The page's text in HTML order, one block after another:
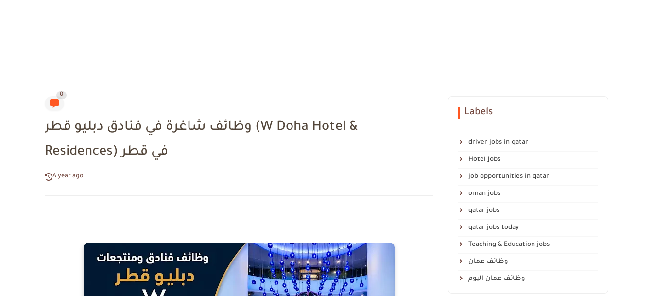
0
وظائف شاغرة في فنادق دبليو قطر (W Doha Hotel &
Residences) في قطر
A year ago
Labels
driver jobs in qatar
Hotel Jobs
job opportunities in qatar
oman jobs
qatar jobs
qatar jobs today
Teaching & Education jobs
وظائف عمان
وظائف عمان اليوم